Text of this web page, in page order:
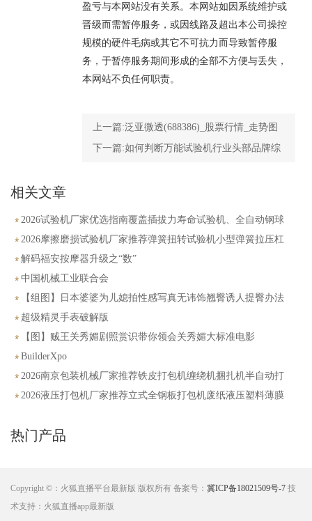
盈亏与本网站没有关系。本网站如因系统维护或
晋级而需暂停服务，或因线路及超出本公司操控
规模的硬件毛病或其它不可抗力而导致暂停服
务，于暂停服务期间形成的全部不方便与丢失，
本网站不负任何职责。
上一篇:泛亚微透(688386)_股票行情_走势图
—东方财富网
下一篇:如何判断万能试验机行业头部品牌综
相关文章
2026试验机厂家优选指南覆盖插拔力寿命试验机、全自动钢球
冲击、高低温拉力落球冲击摩擦系数
2026摩擦磨损试验机厂家推荐弹簧扭转试验机小型弹簧拉压杠
杆式四球摩擦磨损数显式扭转自动厂家优选指南！
解码福安按摩器升级之“数”
中国机械工业联合会
【组图】日本婆婆为儿媳拍性感写真无讳饰翘臀诱人提臀办法
有哪些
超级精灵手表破解版
【图】贼王关秀媚剧照赏识带你领会关秀媚大标准电影
BuilderXpo
2026南京包装机械厂家推荐铁皮打包机缠绕机捆扎机半自动打
包机厂家优选指南！
2026液压打包机厂家推荐立式全钢板打包机废纸液压塑料薄膜
热门产品
Copyright ©：火狐直播平台最新版 版权所有 备案号： 冀ICP备18021509号-7 技
术支持：火狐直播app最新版